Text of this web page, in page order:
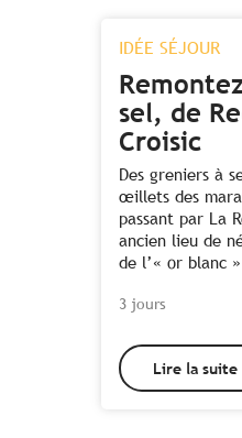
3 jours
IDÉE SÉJOUR
sel, de
Croisic
Des greniers à
œillets des
passant par La
ancien lieu de
de l’« or blanc
Lire la suite